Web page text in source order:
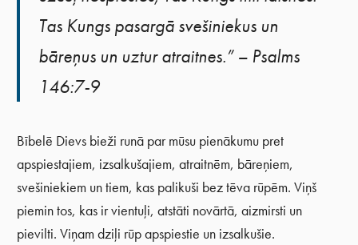
Tas Kungs pasargā svešiniekus un
bāreņus un uztur atraitnes.” – Psalms
146:7-9
Bībelē Dievs bieži runā par mūsu pienākumu pret
apspiestajiem, izsalkušajiem, atraitnēm, bāreņiem,
svešiniekiem un tiem, kas palikuši bez tēva rūpēm. Viņš
piemin tos, kas ir vientuļi, atstāti novārtā, aizmirsti un
pievilti. Viņam dziļi rūp apspiestie un izsalkušie.